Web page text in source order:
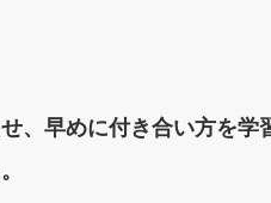
、早めに付き合い方を